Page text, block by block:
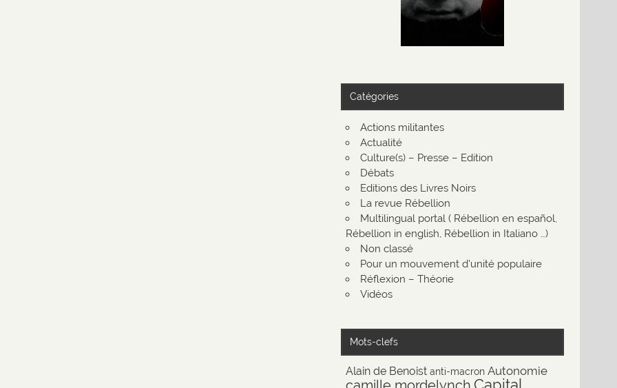
Catégories
Actions militantes
Actualité
Culture(s) – Presse – Edition
Débats
Editions des Livres Noirs
La revue Rébellion
Multilingual portal ( Rébellion en español,
Rébellion in english, Rébellion in Italiano …)
Non classé
Pour un mouvement d'unité populaire
Réflexion – Théorie
Vidéos
Mots-clefs
Alain de Benoist anti-macron Autonomie